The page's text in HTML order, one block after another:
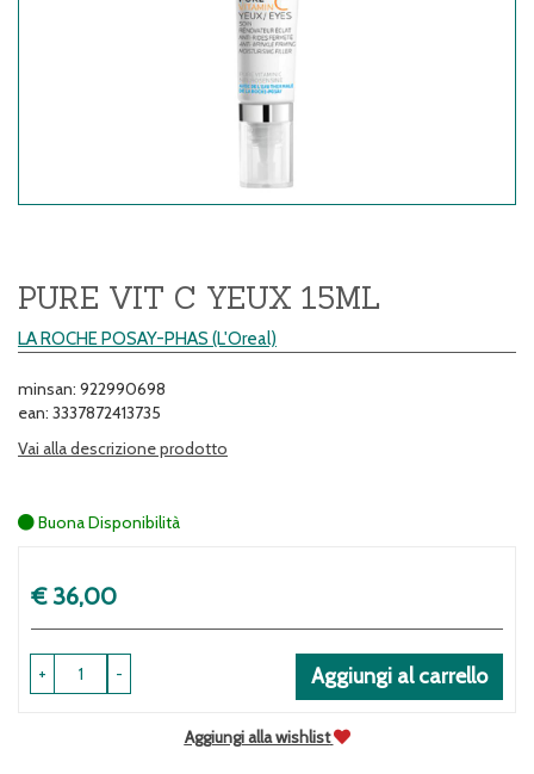
PURE VIT C YEUX 15ML
LA ROCHE POSAY-PHAS (L'Oreal)
minsan: 922990698
ean: 3337872413735
Vai alla descrizione prodotto
Buona Disponibilità
Prezzo
€ 36,00
-
+ Aggiungi al carrello
Aggiungi alla wishlist